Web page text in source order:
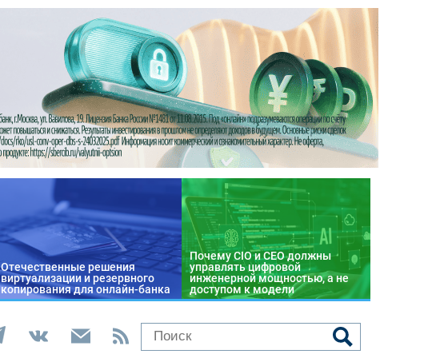
Отечественные решения
виртуализации и резервного
копирования для онлайн-банка
Почему CIO и CEO должны
управлять цифровой
инженерной мощностью, а не
доступом к модели